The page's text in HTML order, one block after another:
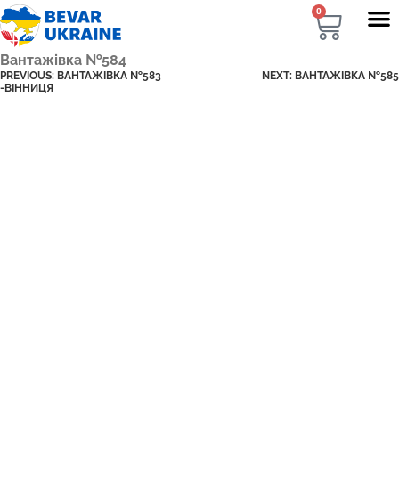
0
Вантажівка №584
PREVIOUS: ВАНТАЖІВКА №583
-ВІННИЦЯ
NEXT: ВАНТАЖІВКА №585